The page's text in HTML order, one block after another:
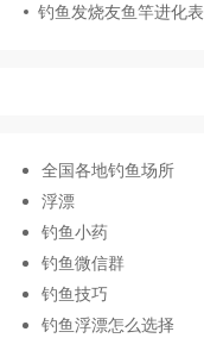
钓鱼发烧友鱼竿进化表
全国各地钓鱼场所
浮漂
钓鱼小药
钓鱼微信群
钓鱼技巧
钓鱼浮漂怎么选择